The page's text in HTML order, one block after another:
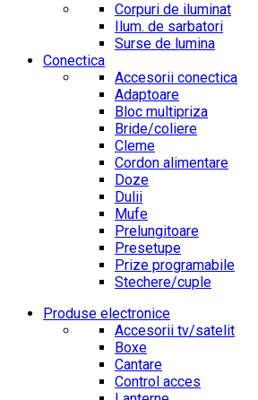
Corpuri de iluminat
Ilum. de sarbatori
Surse de lumina
Conectica
Accesorii conectica
Adaptoare
Bloc multipriza
Bride/coliere
Cleme
Cordon alimentare
Doze
Dulii
Mufe
Prelungitoare
Presetupe
Prize programabile
Stechere/cuple
Produse electronice
Accesorii tv/satelit
Boxe
Cantare
Control acces